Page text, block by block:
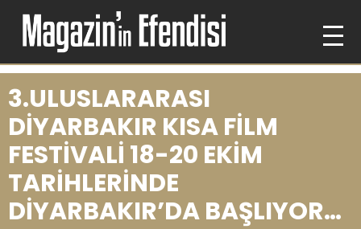
3.ULUSLARARASI
DİYARBAKIR KISA FİLM
FESTİVALİ 18-20 EKİM
TARİHLERİNDE
DİYARBAKIR’DA BAŞLIYOR…